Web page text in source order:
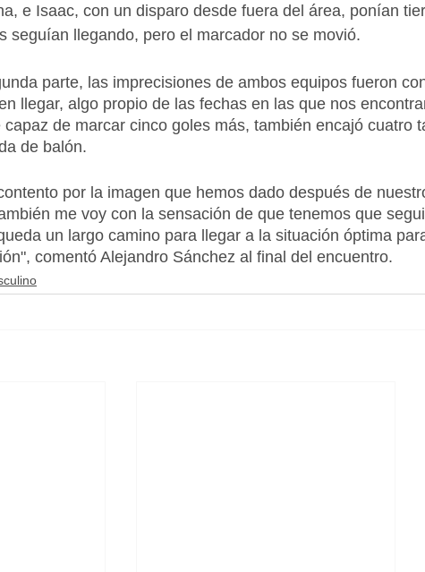
e Isaac, con un disparo desde fuera del área, ponían
seguían llegando, pero el marcador no se movió.
parte, las imprecisiones de ambos equipos fueron
llegar, algo propio de las fechas en las que nos
capaz de marcar cinco goles más, también encajó cuatro
de balón.
por la imagen que hemos dado después de
me voy con la sensación de que tenemos que
un largo camino para llegar a la situación óptima
comentó Alejandro Sánchez al final del encuentro.